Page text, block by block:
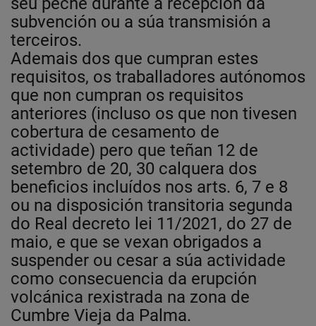
subvención ou a súa transmisión a
terceiros.
Ademais dos que cumpran estes
requisitos, os traballadores autónomos
que non cumpran os requisitos
anteriores (incluso os que non tivesen
cobertura de cesamento de
actividade) pero que teñan 12 de
setembro de 20, 30 calquera dos
beneficios incluídos nos arts. 6, 7 e 8
ou na disposición transitoria segunda
do Real decreto lei 11/2021, do 27 de
maio, e que se vexan obrigados a
suspender ou cesar a súa actividade
como consecuencia da erupción
volcánica rexistrada na zona de
Cumbre Vieja da Palma.